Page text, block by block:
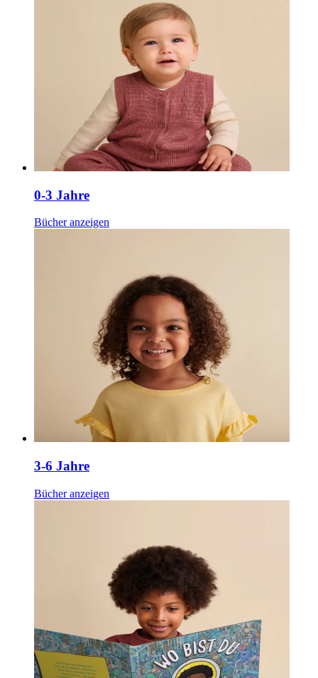
0-3 Jahre
Bücher anzeigen
3-6 Jahre
Bücher anzeigen